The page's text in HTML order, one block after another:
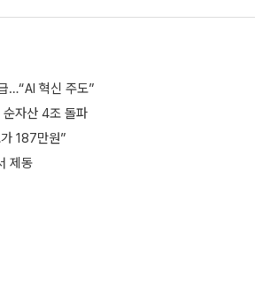
…“AI 혁신 주도”
자산 4조 돌파
187만원”
제동